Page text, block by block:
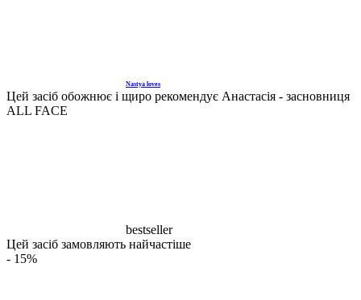
Nastya loves
Цей засіб обожнює і щиро рекомендує Анастасія - засновниця
ALL FACE
bestseller
Цей засіб замовляють найчастіше
- 15%